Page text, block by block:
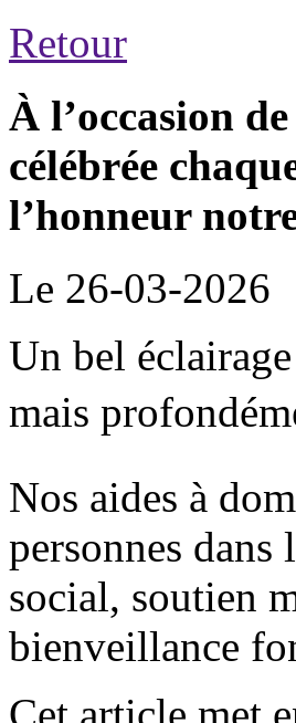
Retour
À l’occasion
célébrée
l’honneur
Le 26-03-2026
Un bel
mais
Nos aides à
personnes
social, soutien
bienveillance